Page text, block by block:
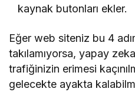
kaynak butonları ekler.
Eğer web siteniz bu 4
takılamıyorsa, yapay
trafiğinizin erimesi
gelecekte ayakta